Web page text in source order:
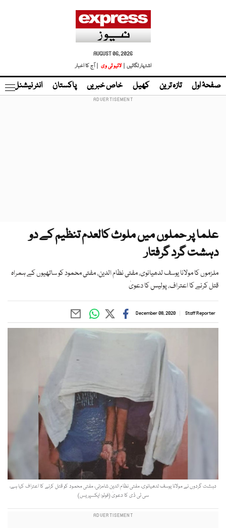
AUGUST 06, 2026
اشتہار لگائیں |
لائیو ٹی وی | آج کا اخبار
صفحۂ اول تازہ ترین کھیل خاص خبریں پاکستان انٹر نیشنل
علما پر حملوں میں ملوث کالعدم تنظیم کے دو
دہشت گرد گرفتار
ملزموں کا مولانا یوسف لدھیانوی، مفتی نظام الدین، مفتی محمود کو ساتھیوں کے ہمراہ
قتل کرنے کا اعتراف، پولیس کا دعویٰ
Staff Reporter
December 08, 2020
دہشت گردوں نے مولانا یوسف لدھیانوی، مفتی نظام الدین شامزئی، مفتی محمود کو قتل کرنے کا اعتراف کیا ہے،
سی ٹی ڈی کا دعویٰ (فوٹو: ایکسپریس)